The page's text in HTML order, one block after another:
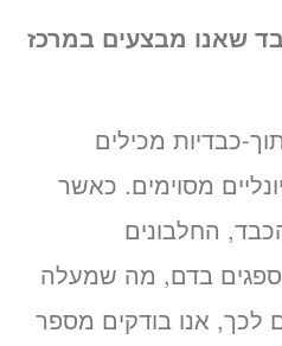
שאנו מבצעים במרכז
כבדיות מכילים
מסוימים. כאשר
החלבונים
בדם, מה שמעלה
אנו בודקים מספר